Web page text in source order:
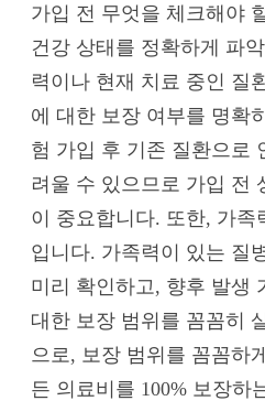
가입 전 무엇을 체크해야
건강 상태를 정확하게 파
력이나 현재 치료 중인 질
에 대한 보장 여부를 명확
험 가입 후 기존 질환으로
려울 수 있으므로 가입 전
이 중요합니다. 또한, 가족
입니다. 가족력이 있는 질
미리 확인하고, 향후 발생
대한 보장 범위를 꼼꼼히
으로, 보장 범위를 꼼꼼하
든 의료비를 100% 보장하